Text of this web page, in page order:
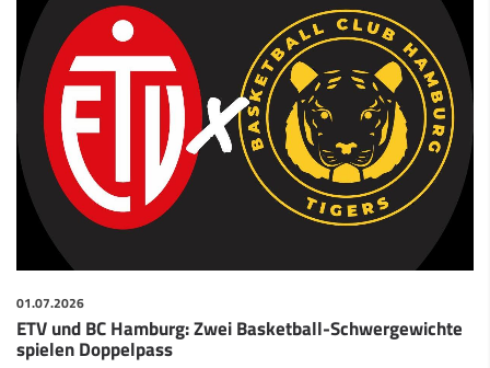
01.07.2026
ETV und BC Hamburg: Zwei Basketball-Schwergewichte
spielen Doppelpass